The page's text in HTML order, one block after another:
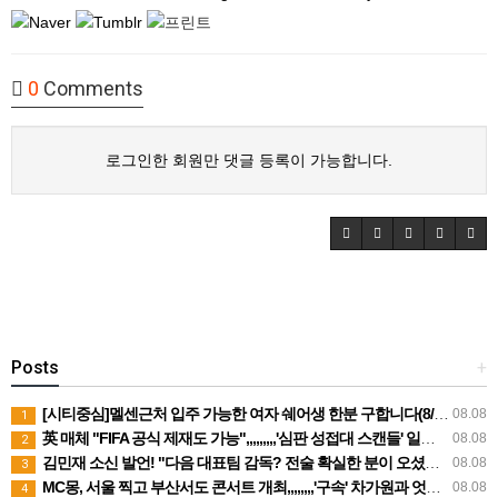
0 Comments
로그인한 회원만 댓글 등록이 가능합니다.
+
Posts
08.08
1 [시티중심]멜센근처 입주 가능한 여자 쉐어생 한분 구합니다(8/21일 부터입주)
08.08
2 英 매체 "FIFA 공식 제재도 가능",,,,,,,,,'심판 성접대 스캔들' 일파만파
08.08
3 김민재 소신 발언! "다음 대표팀 감독? 전술 확실한 분이 오셨으면"
08.08
4 MC몽, 서울 찍고 부산서도 콘서트 개최,,,,,,,,'구속' 차가원과 엇갈린 행보